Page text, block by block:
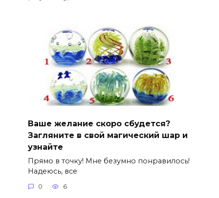
Ваше желание скоро сбудется?
Загляните в свой магический шар и
узнайте
Прямо в точку! Мне безумно понравилось!
Надеюсь, все
0 6